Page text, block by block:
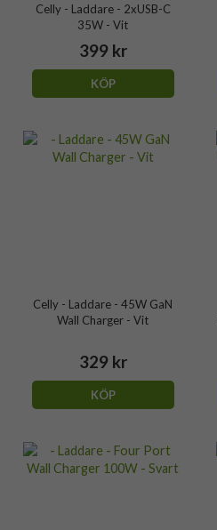
Celly - Laddare - 2xUSB-C
35W - Vit
399 kr
KÖP
Celly - Laddare - 45W GaN
Wall Charger - Vit
329 kr
KÖP